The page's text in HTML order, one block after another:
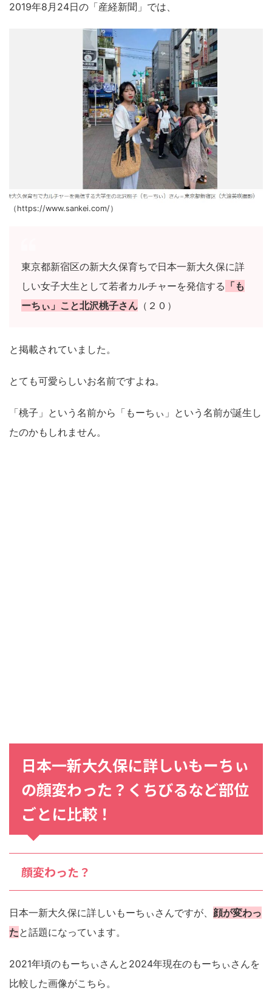
2019年8月24日の「産経新聞」では、
（https://www.sankei.com/）
東京都新宿区の新大久保育ちで日本一新大久保に詳
しい女子大生として若者カルチャーを発信する 「も
ーちぃ」こと北沢桃子さん （２０）
と掲載されていました。
とても可愛らしいお名前ですよね。
「桃子」という名前から「もーちぃ」という名前が誕生し
たのかもしれません。
日本一新大久保に詳しいもーちぃ
の顔変わった？ くちびるなど部位
ごとに比較！
顔変わった？
日本一新大久保に詳しいもーちぃさんですが、 顔が変わっ
たと話題になっています。
2021年頃のもーちぃさんと2024年現在のもーちぃさんを
比較した画像がこちら。